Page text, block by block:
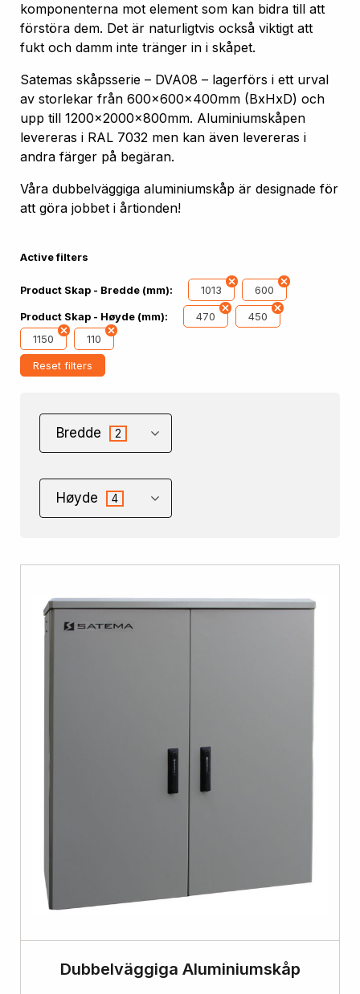
komponenterna mot element som kan bidra till att
förstöra dem. Det är naturligtvis också viktigt att
fukt och damm inte tränger in i skåpet.
Satemas skåpsserie – DVA08 – lagerförs i ett urval
av storlekar från 600x600x400mm (BxHxD) och
upp till 1200x2000x800mm. Aluminiumskåpen
levereras i RAL 7032 men kan även levereras i
andra färger på begäran.
Våra dubbelväggiga aluminiumskåp är designade för
att göra jobbet i årtionden!
Active filters
Product Skap - Bredde (mm): 1013 600
Product Skap - Høyde (mm): 470
450
1150
110
Reset filters
Bredde 2
Høyde 4
Dubbelväggiga Aluminiumskåp